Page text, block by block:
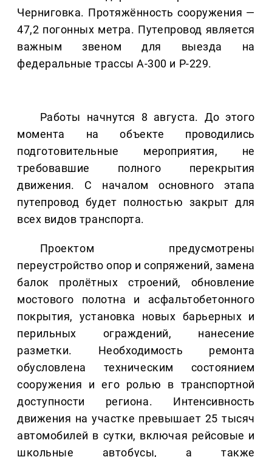
Черниговка. Протяжённость сооружения —
47,2 погонных метра. Путепровод является
важным звеном для выезда на
федеральные трассы А-300 и Р-229.
Работы начнутся 8 августа. До этого
момента на объекте проводились
подготовительные мероприятия, не
требовавшие полного перекрытия
движения. С началом основного этапа
путепровод будет полностью закрыт для
всех видов транспорта.
Проектом предусмотрены
переустройство опор и сопряжений, замена
балок пролётных строений, обновление
мостового полотна и асфальтобетонного
покрытия, установка новых барьерных и
перильных ограждений, нанесение
разметки. Необходимость ремонта
обусловлена техническим состоянием
сооружения и его ролью в транспортной
доступности региона. Интенсивность
движения на участке превышает 25 тысяч
автомобилей в сутки, включая рейсовые и
школьные автобусы, а также